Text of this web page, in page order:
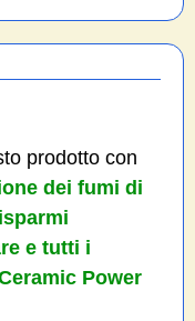
prodotto con
dei fumi di
e tutti i
Power